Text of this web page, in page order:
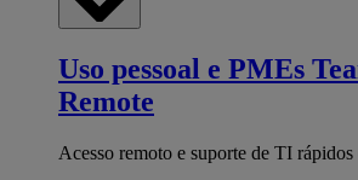
Uso pessoal e PMEs
Remote
Acesso remoto e suporte de TI rápidos